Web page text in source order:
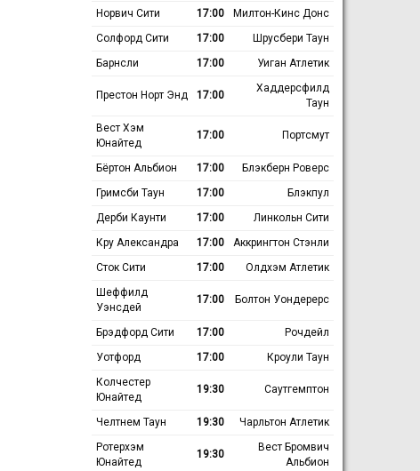
Норвич Сити
17:00
Милтон-Кинс Донс
Солфорд Сити
17:00
Шрусбери Таун
Барнсли
17:00 Уиган Атлетик
Престон Норт Энд 17:00
Хаддерсфилд
Таун
Вест Хэм
Юнайтед
17:00 Портсмут
Бёртон Альбион 17:00
Блэкберн Роверс
Гримсби Таун
17:00
Блэкпул
Дерби Каунти
17:00
Линкольн Сити
Кру Александра
17:00
Аккрингтон Стэнли
Сток Сити
17:00
Олдхэм Атлетик
Шеффилд
Уэнсдей
17:00 Болтон Уондерерс
Брэдфорд Сити 17:00
Рочдейл
Уотфорд
17:00
Кроули Таун
Колчестер
Юнайтед
19:30 Саутгемптон
Челтнем Таун 19:30
Чарльтон Атлетик
Ротерхэм
Юнайтед
19:30
Вест Бромвич
Альбион